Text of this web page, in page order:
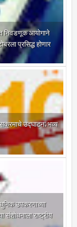
निवडणूक आयोगाने
प्रसिद्ध होणार
उद्घाटन; भव्य
उपकरणाच्या
राष्ट्रीय